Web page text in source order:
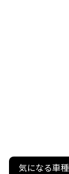
気になる車